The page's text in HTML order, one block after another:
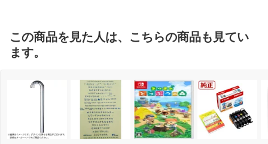
この商品を見た人は、こちらの商品も見てい
ます。